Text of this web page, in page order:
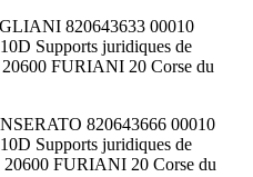
820643633 00010
Supports juridiques de
20600 FURIANI 20 Corse du
820643666 00010
Supports juridiques de
20600 FURIANI 20 Corse du